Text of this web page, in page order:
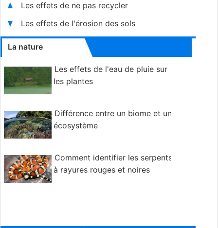
Les effets de ne pas recycler
Les effets de l'érosion des sols
La nature
Les effets de l'eau de pluie sur
les plantes
Différence entre un biome et un
écosystème
Comment identifier les serpents
à rayures rouges et noires